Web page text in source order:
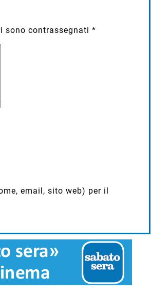
sono contrassegnati *
email, sito web) per il